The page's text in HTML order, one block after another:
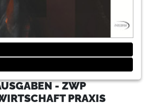
- ZWP
PRAXIS